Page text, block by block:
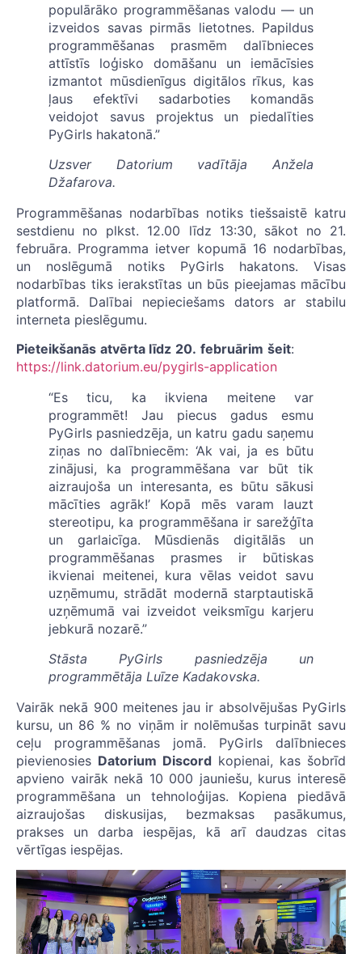
populārāko programmēšanas valodu — un
izveidos savas pirmās lietotnes. Papildus
programmēšanas prasmēm dalībnieces
attīstīs loģisko domāšanu un iemācīsies
izmantot mūsdienīgus digitālos rīkus, kas
ļaus efektīvi sadarboties komandās
veidojot savus projektus un piedalīties
PyGirls hakatonā.”
Uzsver Datorium vadītāja Anžela
Džafarova.
Programmēšanas nodarbības notiks tiešsaistē katru
sestdienu no plkst. 12.00 līdz 13:30, sākot no 21.
februāra. Programma ietver kopumā 16 nodarbības,
un noslēgumā notiks PyGirls hakatons. Visas
nodarbības tiks ierakstītas un būs pieejamas mācību
platformā. Dalībai nepieciešams dators ar stabilu
interneta pieslēgumu.
Pieteikšanās atvērta līdz 20. februārim šeit:
https://link.datorium.eu/pygirls-application
“Es ticu, ka ikviena meitene var
programmēt! Jau piecus gadus esmu
PyGirls pasniedzēja, un katru gadu saņemu
ziņas no dalībniecēm: ‘Ak vai, ja es būtu
zinājusi, ka programmēšana var būt tik
aizraujoša un interesanta, es būtu sākusi
mācīties agrāk!’ Kopā mēs varam lauzt
stereotipu, ka programmēšana ir sarežģīta
un garlaicīga. Mūsdienās digitālās un
programmēšanas prasmes ir būtiskas
ikvienai meitenei, kura vēlas veidot savu
uzņēmumu, strādāt modernā starptautiskā
uzņēmumā vai izveidot veiksmīgu karjeru
jebkurā nozarē.”
Stāsta PyGirls pasniedzēja un
programmētāja Luīze Kadakovska.
Vairāk nekā 900 meitenes jau ir absolvējušas PyGirls
kursu, un 86 % no viņām ir nolēmušas turpināt savu
ceļu programmēšanas jomā. PyGirls dalībnieces
pievienosies Datorium Discord kopienai, kas šobrīd
apvieno vairāk nekā 10 000 jauniešu, kurus interesē
programmēšana un tehnoloģijas. Kopiena piedāvā
aizraujošas diskusijas, bezmaksas pasākumus,
prakses un darba iespējas, kā arī daudzas citas
vērtīgas iespējas.